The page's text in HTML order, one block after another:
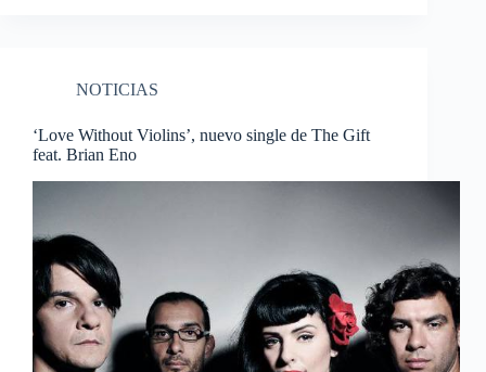
NOTICIAS
‘Love Without Violins’, nuevo single de The Gift
feat. Brian Eno